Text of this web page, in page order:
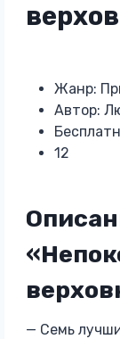
Жанр:
Автор:
12
— Семь